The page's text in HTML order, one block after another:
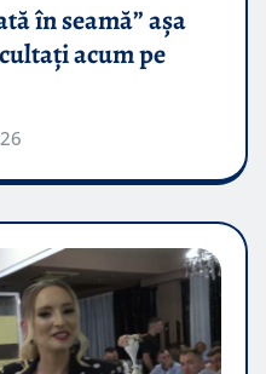
în seamă” așa
acum pe